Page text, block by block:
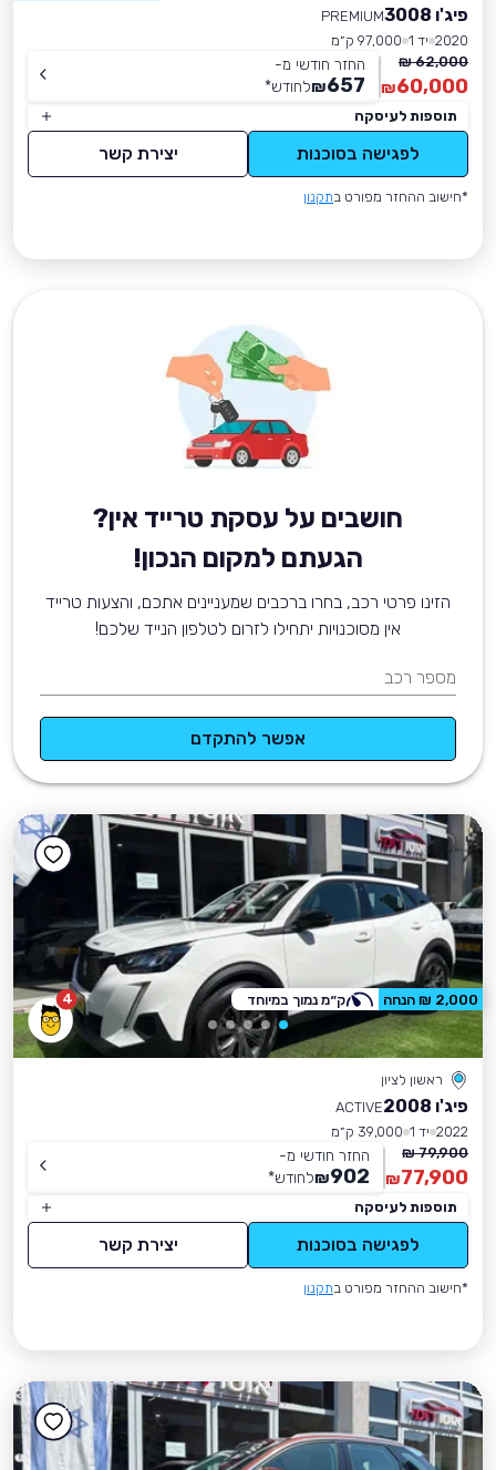
פיג'ו 3008
PREMIUM
2020 יד 1
97,000 ק״מ
62,000 ₪
60,000
₪
החזר חודשי מ-
657
₪לחודש*
תוספות לעיסקה
לפגישה בסוכנות יצירת קשר
*חישוב ההחזר מפורט בתקנון
חושבים על עסקת טרייד אין?
הגעתם למקום הנכון!
הזינו פרטי רכב, בחרו ברכבים שמעניינים אתכם, והצעות טרייד
אין מסוכנויות יתחילו לזרום לטלפון הנייד שלכם!
מספר רכב
אפשר להתקדם
4
ראשון לציון
פיג'ו 2008
ACTIVE
2022 יד 1
39,000 ק״מ
79,900 ₪
77,900
₪
החזר חודשי מ-
902
₪לחודש*
תוספות לעיסקה
לפגישה בסוכנות יצירת קשר
*חישוב ההחזר מפורט בתקנון
2,000 ₪ הנחה ק״מ נמוך במיוחד